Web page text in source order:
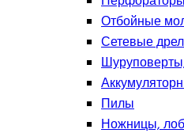
Отбойные
Сетевые
Пилы
Ножницы,